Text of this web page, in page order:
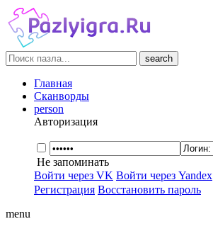
search
Главная
Сканворды
person
Авторизация
Не запоминать
Войти через VK Войти через Yandex
Регистрация Восстановить пароль
menu